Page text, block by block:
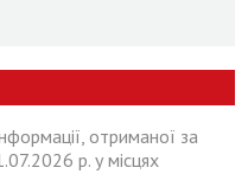
отриманої за
р. у місцях